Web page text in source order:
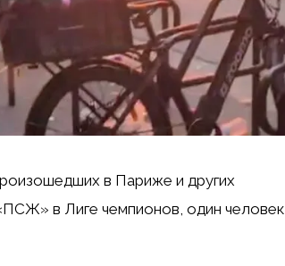
в Париже и других
в Лиге чемпионов, один человек